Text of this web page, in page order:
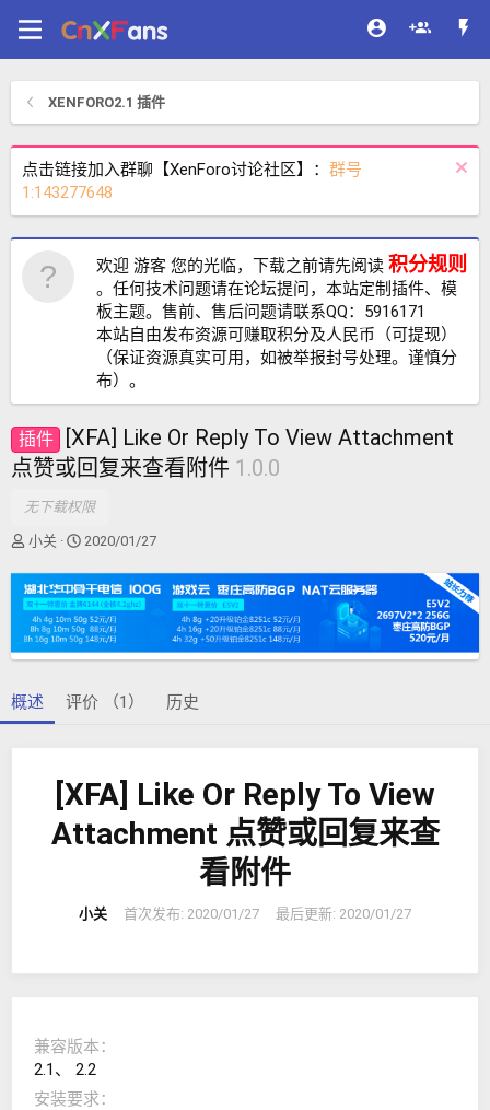
XENFORO2.1 插件
点击链接加入群聊【XenForo讨论社区】： 群号
1:143277648
欢迎 游客 您的光临，下载之前请先阅读 积分规则
。任何技术问题请在论坛提问，本站定制插件、模
板主题。售前、售后问题请联系QQ：5916171
本站自由发布资源可赚取积分及人民币（可提现）
（保证资源真实可用，如被举报封号处理。谨慎分
布）。
插件
[XFA] Like Or Reply To View Attachment
点赞或回复来查看附件 1.0.0
无下载权限
作
小关
创
日
期
2020/01/27
概述 评价 （1） 历史
[XFA] Like Or Reply To View
Attachment 点赞或回复来查
看附件
小关 首次发布: 2020/01/27 最后更新: 2020/01/27
兼容版本
2.1
2.2
安装要求